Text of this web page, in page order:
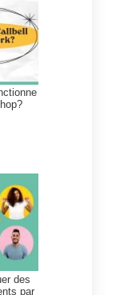
gérer
sur
appliquer le
la facilité